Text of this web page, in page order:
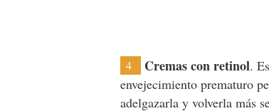
4 Cremas con retinol.
envejecimiento prematuro
adelgazarla y volverla más